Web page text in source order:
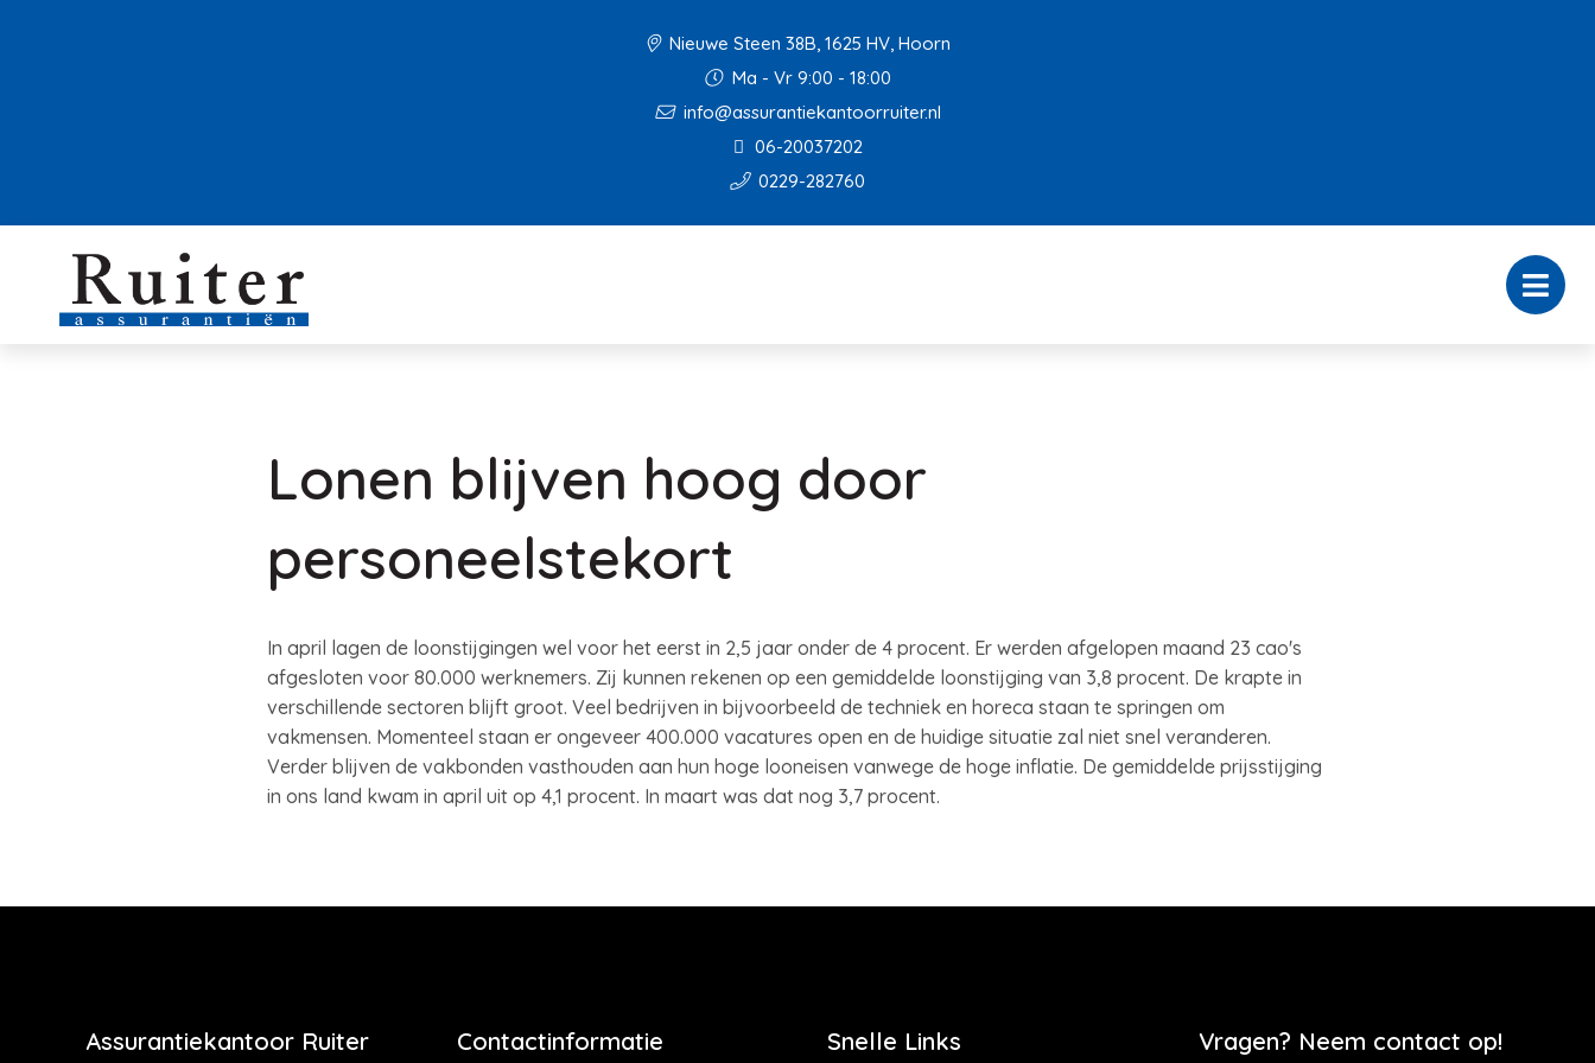
Nieuwe Steen 38B, 1625 HV, Hoorn
Ma - Vr 9:00 - 18:00
info@assurantiekantoorruiter.nl
06-20037202
0229-282760
Lonen blijven hoog door
personeelstekort
In april lagen de loonstijgingen wel voor het eerst in 2,5 jaar onder de 4 procent. Er werden afgelopen maand 23 cao's
afgesloten voor 80.000 werknemers. Zij kunnen rekenen op een gemiddelde loonstijging van 3,8 procent. De krapte in
verschillende sectoren blijft groot. Veel bedrijven in bijvoorbeeld de techniek en horeca staan te springen om
vakmensen. Momenteel staan er ongeveer 400.000 vacatures open en de huidige situatie zal niet snel veranderen.
Verder blijven de vakbonden vasthouden aan hun hoge looneisen vanwege de hoge inflatie. De gemiddelde prijsstijging
in ons land kwam in april uit op 4,1 procent. In maart was dat nog 3,7 procent.
Assurantiekantoor Ruiter Contactinformatie Snelle Links Vragen? Neem contact op!